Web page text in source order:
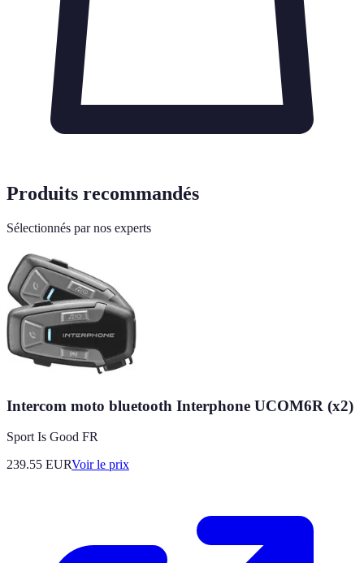
Produits recommandés
Sélectionnés par nos experts
Intercom moto bluetooth Interphone UCOM6R (x2)
Sport Is Good FR
239.55 EURVoir le prix